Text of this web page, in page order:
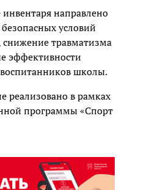
направлено
условий
снижение травматизма
эффективности
школы.
реализовано в рамках
программы «Спорт